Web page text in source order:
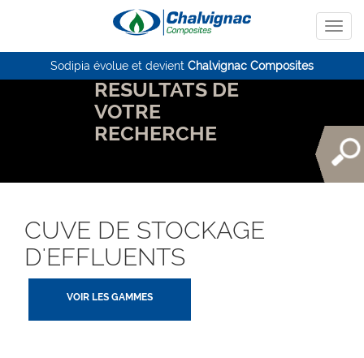
Sodipia évolue et devient Chalvignac Composites
RESULTATS DE
VOTRE
RECHERCHE
CUVE DE STOCKAGE
D'EFFLUENTS
VOIR LES GAMMES